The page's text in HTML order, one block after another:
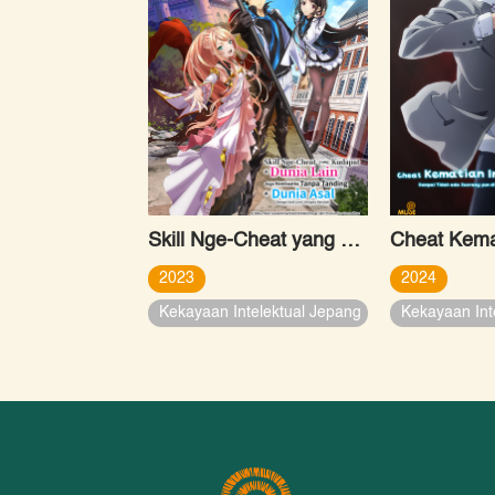
Skill Nge-Cheat yang Kudapat di Dunia Lain Juga Membuatku Tanpa Tanding di Dunia Asal ~Dengan Naik Level, Hidupku Berubah~
2023
Kekayaan Intelektual Jepang
2024
Kekayaan